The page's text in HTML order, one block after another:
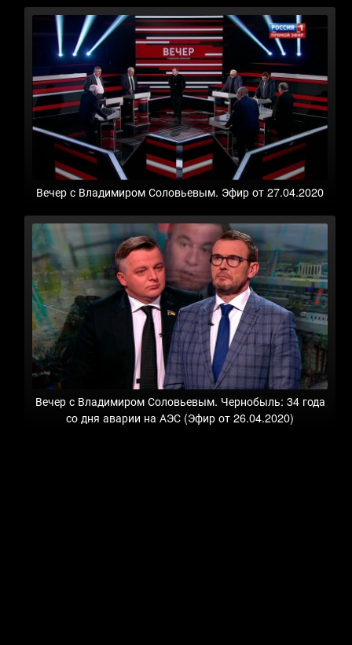
Вечер с Владимиром Соловьевым. Эфир от 27.04.2020
Вечер с Владимиром Соловьевым. Чернобыль: 34 года
со дня аварии на АЭС (Эфир от 26.04.2020)